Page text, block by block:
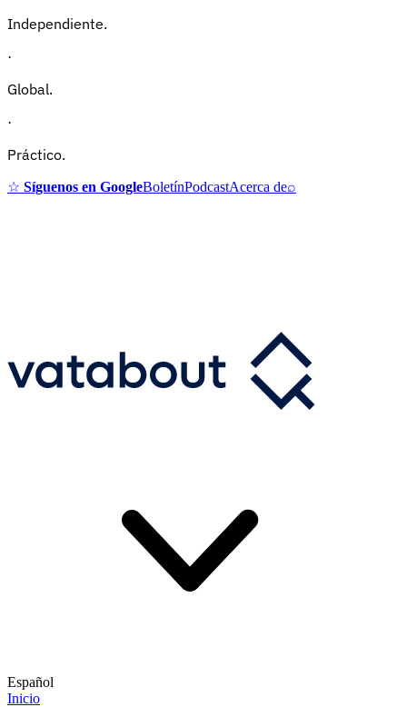
Independiente.
·
Global.
·
Práctico.
☆ Síguenos en GoogleBoletínPodcastAcerca de⌕
Español
Inicio